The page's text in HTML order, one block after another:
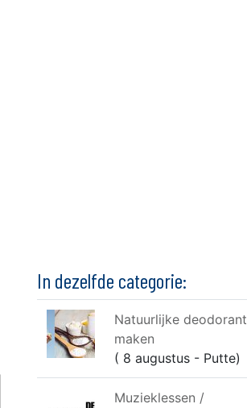
In dezelfde categorie:
Natuurlijke deodorant
maken
( 8 augustus - Putte)
Muzieklessen /